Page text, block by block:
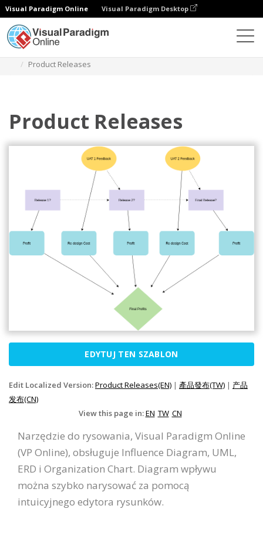
Visual Paradigm Online Visual Paradigm Desktop
Product Releases
Product Releases
EDYTUJ TEN SZABLON
Edit Localized Version:Product Releases(EN) | 產品發布(TW) | 产品
发布(CN)
View this page in:EN TW CN
Narzędzie do rysowania, Visual Paradigm Online
(VP Online), obsługuje Influence Diagram, UML,
ERD i Organization Chart. Diagram wpływu
można szybko narysować za pomocą
intuicyjnego edytora rysunków.